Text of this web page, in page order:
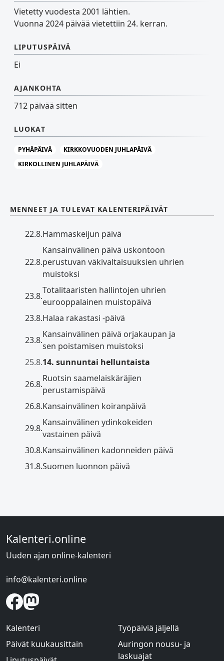
Vietetty vuodesta 2001 lähtien.
Vuonna 2024 päivää vietettiin 24. kerran.
LIPUTUSPÄIVÄ
Ei
AJANKOHTA
712 päivää sitten
LUOKAT
PYHÄPÄIVÄ
KIRKKOVUODEN JUHLAPÄIVÄ
KIRKOLLINEN JUHLAPÄIVÄ
MENNEET JA TULEVAT KALENTERIPÄIVÄT
22.8.Hammaskeijun päivä
22.8.
Kansainvälinen päivä uskontoon
perustuvan väkivaltaisuuksien uhrien
muistoksi
23.8.
Totalitaaristen hallintojen uhrien
eurooppalainen muistopäivä
23.8.Halaa rakastasi -päivä
23.8.
Kansainvälinen päivä orjakaupan ja
sen poistamisen muistoksi
25.8.14. sunnuntai helluntaista
26.8.
Ruotsin saamelaiskäräjien
perustamispäivä
26.8.Kansainvälinen koiranpäivä
29.8.
Kansainvälinen ydinkokeiden
vastainen päivä
30.8.Kansainvälinen kadonneiden päivä
31.8.Suomen luonnon päivä
Kalenteri.online
Uuden ajan online-kalenteri
info@kalenteri.online
Kalenteri
Päivät kuukausittain
Työpäiviä jäljellä
Auringon nousu- ja
laskuajat